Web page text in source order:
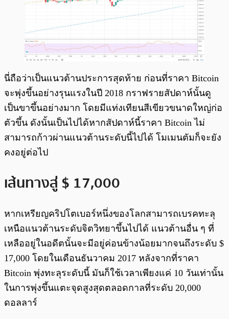
นี่ถือว่าเป็นแนวต้านประการสุดท้าย ก่อนที่ราคา Bitcoin
จะพุ่งขึ้นอย่างรุนแรงในปี 2018 กราฟรายสัปดาห์นั้นดู
เป็นขาขึ้นอย่างมาก โดยมีแท่งเทียนสีเขียวขนาดใหญ่ก่อ
ตัวขึ้น ดังนั้นเป็นไปได้หากสัปดาห์นี้ราคา Bitcoin ไม่
สามารถก้าวผ่านแนวต้านระดับนี้ไปได้ โมเมนตัมก็จะยัง
คงอยู่ต่อไป
เส้นทางสู่ $ 17,000
หากเหรียญคริปโตเบอร์หนึ่งของโลกสามารถเบรคทะลุ
เหนือแนวต้านระดับจิตวิทยาขึ้นไปได้ แนวต้านอื่น ๆ ที่
เหลืออยู่ในอดีตนั้นจะมีอยู่ค่อนข้างน้อยมากจนถึงระดับ $
17,000 โดยในเดือนธันวาคม 2017 หลังจากที่ราคา
Bitcoin พุ่งทะลุระดับนี้ มันก็ใช้เวลาเพียงแค่ 10 วันเท่านั้น
ในการพุ่งขึ้นแตะจุดสูงสุดตลอดกาลที่ระดับ 20,000
ดอลลาร์